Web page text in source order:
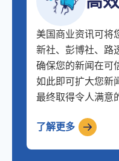
美国商业资讯可将
新社、彭博社、路
确保您的新闻在可
如此即可扩大您新
最终取得令人满意
了解更多